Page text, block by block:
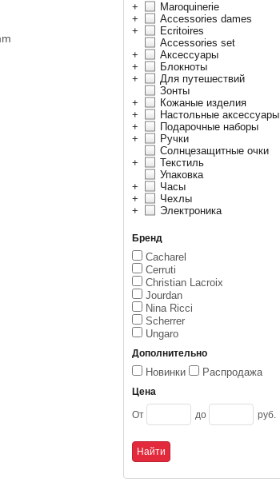
+
Maroquinerie
+
Accessories dames
+
Ecritoires
Accessories set
+
Аксессуары
+
Блокноты
+
Для путешествий
Зонты
+
Кожаные изделия
+
Настольные аксессуары
+
Подарочные наборы
+
Ручки
Солнцезащитные очки
+
Текстиль
Упаковка
+
Часы
+
Чехлы
+
Электроника
Бренд
Cacharel
Cerruti
Christian Lacroix
Jourdan
Nina Ricci
Scherrer
Ungaro
Дополнительно
Новинки Распродажа
Цена
От до руб.